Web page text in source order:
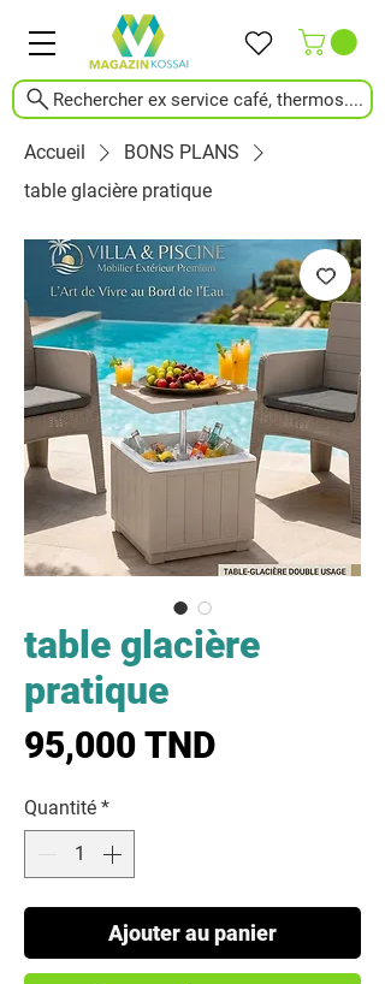
Rechercher ex service café, thermos....
Accueil
BONS PLANS
table glacière pratique
table glacière
pratique
95,000 TNDPrix
Quantité *
Ajouter au panier